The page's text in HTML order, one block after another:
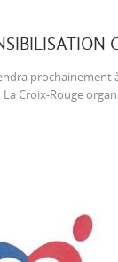
prochainement
Croix-Rouge